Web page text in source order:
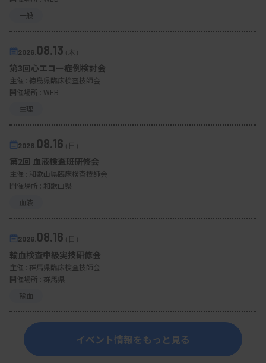
一般
2026. 08.13（木）
第3回心エコー症例検討会
主催 : 徳島県臨床検査技師会
開催場所 : WEB
生理
2026. 08.16（日）
第2回 血液検査班研修会
主催 : 和歌山県臨床検査技師会
開催場所 : 和歌山県
血液
2026. 08.16（日）
輸血検査中級実技研修会
主催 : 群馬県臨床検査技師会
開催場所 : 群馬県
輸血
イベント情報をもっと見る